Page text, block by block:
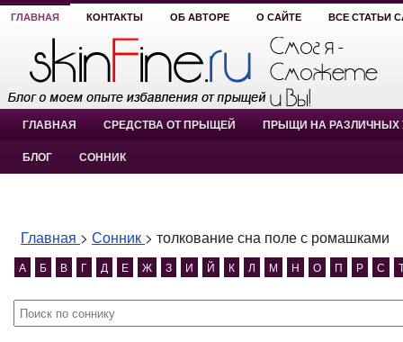
ГЛАВНАЯ КОНТАКТЫ ОБ АВТОРЕ О САЙТЕ ВСЕ СТАТЬИ
ГЛАВНАЯ СРЕДСТВА ОТ ПРЫЩЕЙ ПРЫЩИ НА РАЗЛИЧНЫХ
БЛОГ СОННИК
Главная > Сонник > толкование сна поле с ромашками
А Б В Г Д Е Ж З И Й К Л М Н О П Р С